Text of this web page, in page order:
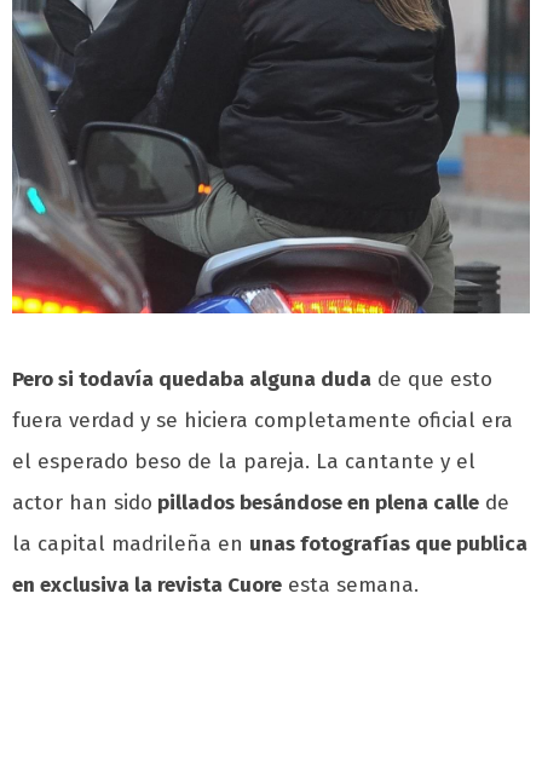
Pero si todavía quedaba alguna duda de que esto
fuera verdad y se hiciera completamente oficial era
el esperado beso de la pareja. La cantante y el
actor han sido pillados besándose en plena calle de
la capital madrileña en unas fotografías que publica
en exclusiva la revista Cuore esta semana.